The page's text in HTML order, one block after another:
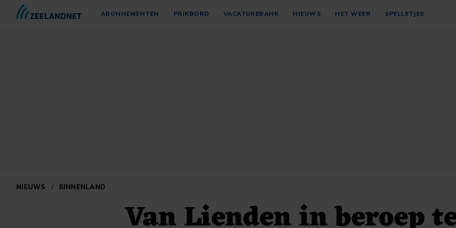
ABONNEMENTEN PRIKBORD VACATUREBANK NIEUWS HET WEER SPELLETJES
NIEUWS / BINNENLAND